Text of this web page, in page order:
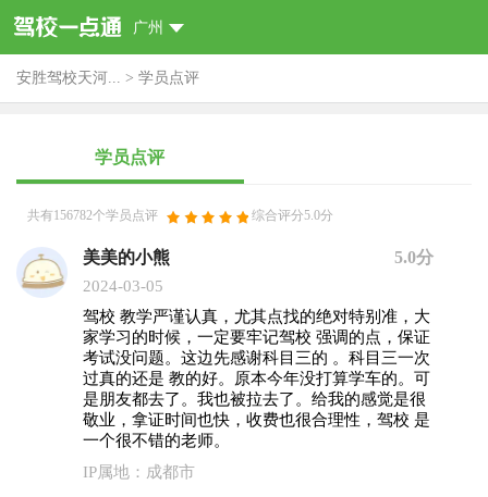
广州
安胜驾校天河... > 学员点评
学员点评
共有156782个学员点评 综合评分5.0分
美美的小熊 5.0分
2024-03-05
驾校 教学严谨认真，尤其点找的绝对特别准，大
家学习的时候，一定要牢记驾校 强调的点，保证
考试没问题。这边先感谢科目三的 。科目三一次
过真的还是 教的好。原本今年没打算学车的。可
是朋友都去了。我也被拉去了。给我的感觉是很
敬业，拿证时间也快，收费也很合理性，驾校 是
一个很不错的老师。
IP属地：成都市